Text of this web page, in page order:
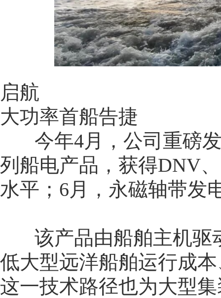
启航
大功率首船告捷
今年4月，公司重磅发
列船电产品，获得DNV
水平；6月，永磁轴带发
该产品由船舶主机驱
低大型远洋船舶运行成
这一技术路径也为大型